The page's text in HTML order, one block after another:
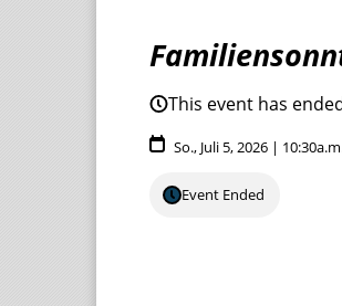
This event has
So., Juli 5, 2026 |
Event Ended